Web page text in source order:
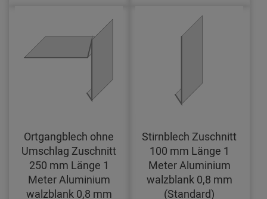
Ortgangblech ohne
Umschlag Zuschnitt
250 mm Länge 1
Meter Aluminium
walzblank 0,8 mm
Stirnblech Zuschnitt
100 mm Länge 1
Meter Aluminium
walzblank 0,8 mm
(Standard)